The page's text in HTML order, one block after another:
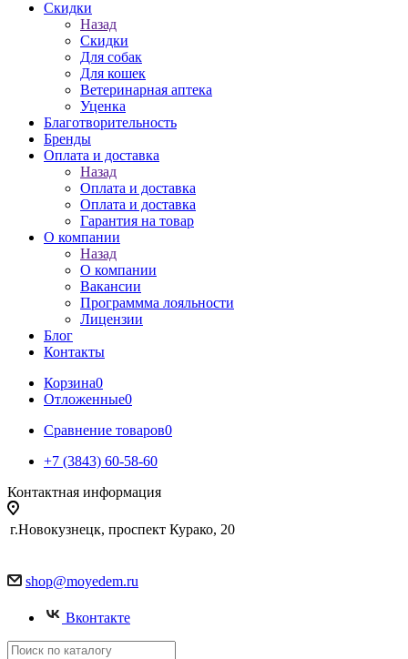
Скидки
Назад
Скидки
Для собак
Для кошек
Ветеринарная аптека
Уценка
Благотворительность
Бренды
Оплата и доставка
Назад
Оплата и доставка
Оплата и доставка
Гарантия на товар
О компании
Назад
О компании
Вакансии
Программма лояльности
Лицензии
Блог
Контакты
Корзина0
Отложенные0
Сравнение товаров0
+7 (3843) 60-58-60
Контактная информация
г.Новокузнецк, проспект Курако, 20
shop@moyedem.ru
Вконтакте